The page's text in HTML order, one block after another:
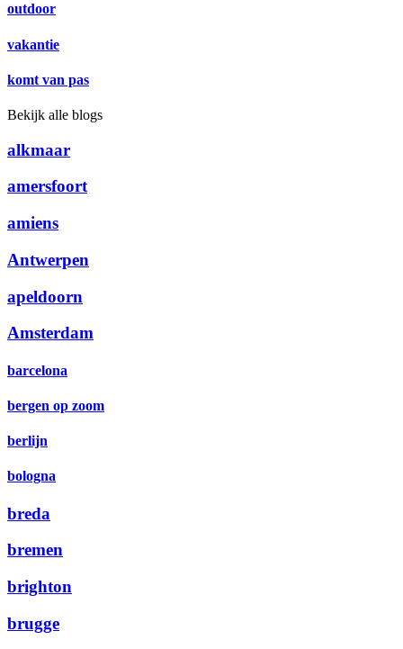
outdoor
vakantie
komt van pas
Bekijk alle blogs
alkmaar
amersfoort
amiens
Antwerpen
apeldoorn
Amsterdam
barcelona
bergen op zoom
berlijn
bologna
breda
bremen
brighton
brugge